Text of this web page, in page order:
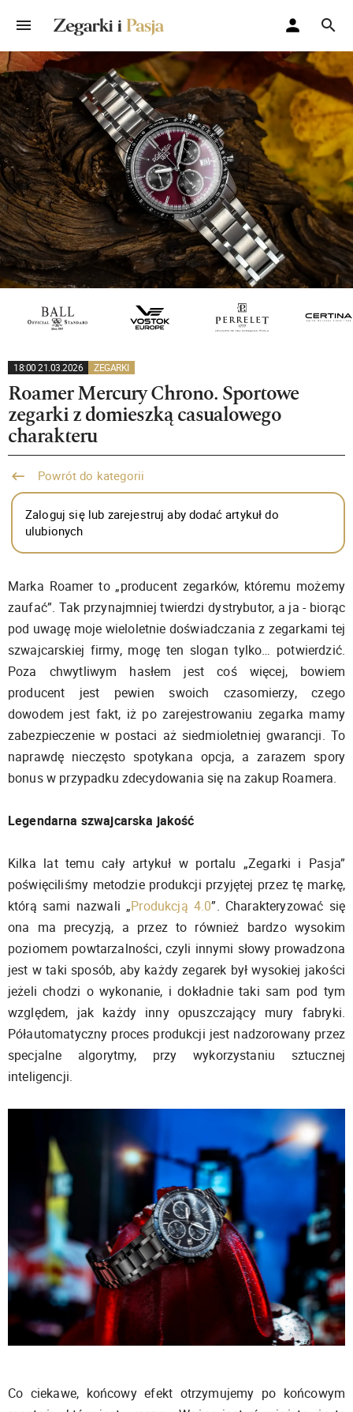
18:00 21.03.2026 ZEGARKI
Roamer Mercury Chrono. Sportowe
zegarki z domieszką casualowego
charakteru
Powrót do kategorii
Zaloguj się lub zarejestruj aby dodać artykuł do
ulubionych
Marka Roamer to „producent zegarków, któremu możemy
zaufać”. Tak przynajmniej twierdzi dystrybutor, a ja - biorąc
pod uwagę moje wieloletnie doświadczania z zegarkami tej
szwajcarskiej firmy, mogę ten slogan tylko… potwierdzić.
Poza chwytliwym hasłem jest coś więcej, bowiem
producent jest pewien swoich czasomierzy, czego
dowodem jest fakt, iż po zarejestrowaniu zegarka mamy
zabezpieczenie w postaci aż siedmioletniej gwarancji. To
naprawdę nieczęsto spotykana opcja, a zarazem spory
bonus w przypadku zdecydowania się na zakup Roamera.
Legendarna szwajcarska jakość
Kilka lat temu cały artykuł w portalu „Zegarki i Pasja”
poświęciliśmy metodzie produkcji przyjętej przez tę markę,
którą sami nazwali „Produkcją 4.0”. Charakteryzować się
ona ma precyzją, a przez to również bardzo wysokim
poziomem powtarzalności, czyli innymi słowy prowadzona
jest w taki sposób, aby każdy zegarek był wysokiej jakości
jeżeli chodzi o wykonanie, i dokładnie taki sam pod tym
względem, jak każdy inny opuszczający mury fabryki.
Półautomatyczny proces produkcji jest nadzorowany przez
specjalne algorytmy, przy wykorzystaniu sztucznej
inteligencji.
Co ciekawe, końcowy efekt otrzymujemy po końcowym